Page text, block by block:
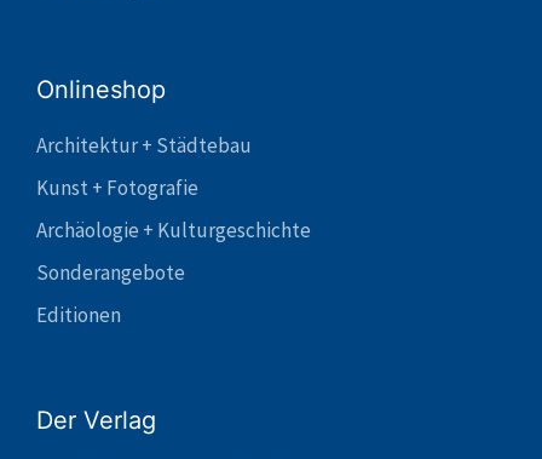
Onlineshop
Architektur + Städtebau
Kunst + Fotografie
Archäologie + Kulturgeschichte
Sonderangebote
Editionen
Der Verlag